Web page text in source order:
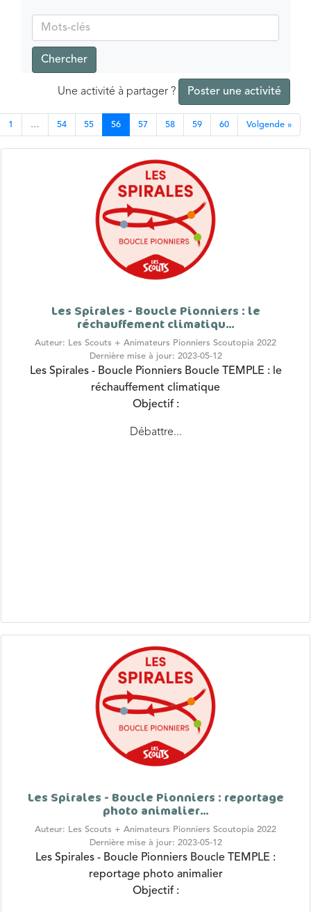
Une activité à partager ?
Volgende »
Auteur: Les Scouts + Animateurs Pionniers Scoutopia 2022
Les Spirales - Boucle Pionniers Boucle TEMPLE : le
réchauffement climatique
Objectif :
Débattre...
Auteur: Les Scouts + Animateurs Pionniers Scoutopia 2022
Les Spirales - Boucle Pionniers Boucle TEMPLE :
reportage photo animalier
Objectif :
Apprendre les...